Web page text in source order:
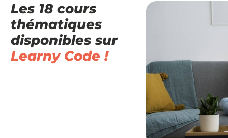
Les 18 cours
thématiques
disponibles sur
Learny Code !